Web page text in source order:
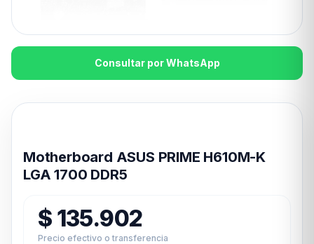
Consultar por WhatsApp
Motherboard ASUS PRIME H610M-K
LGA 1700 DDR5
$ 135.902
Precio efectivo o transferencia